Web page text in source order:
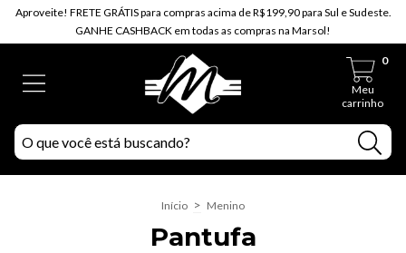
Aproveite! FRETE GRÁTIS para compras acima de R$199,90 para Sul e Sudeste.
GANHE CASHBACK em todas as compras na Marsol!
Meu
carrinho
0
Início > Menino
Pantufa